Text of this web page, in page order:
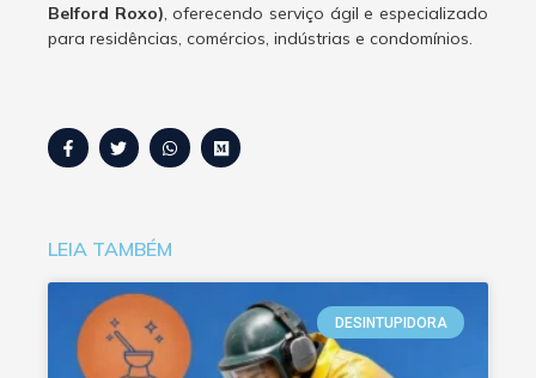
Belford Roxo), oferecendo serviço ágil e especializado
para residências, comércios, indústrias e condomínios.
LEIA TAMBÉM
DESINTUPIDORA